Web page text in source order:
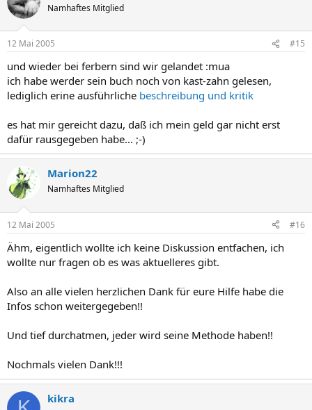
Lieber Gruß
kikra
Namhaftes Mitglied
12 Mai 2005 #15
und wieder bei ferbern sind wir gelandet :mua
ich habe werder sein buch noch von kast-zahn gelesen,
lediglich erine ausführliche beschreibung und kritik
es hat mir gereicht dazu, daß ich mein geld gar nicht erst
dafür rausgegeben habe... ;-)
Marion22
Namhaftes Mitglied
12 Mai 2005 #16
Ähm, eigentlich wollte ich keine Diskussion entfachen, ich
wollte nur fragen ob es was aktuelleres gibt.
Also an alle vielen herzlichen Dank für eure Hilfe habe die
Infos schon weitergegeben!!
Und tief durchatmen, jeder wird seine Methode haben!!
Nochmals vielen Dank!!!
kikra